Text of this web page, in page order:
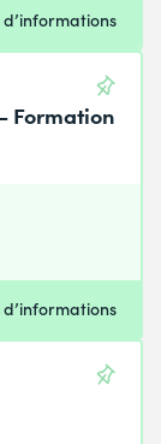
d’informations
Formation
d’informations